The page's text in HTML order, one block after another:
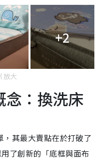
+2
放大
念：換洗床
其最大賣點在於打破了
了創新的「底框與面布